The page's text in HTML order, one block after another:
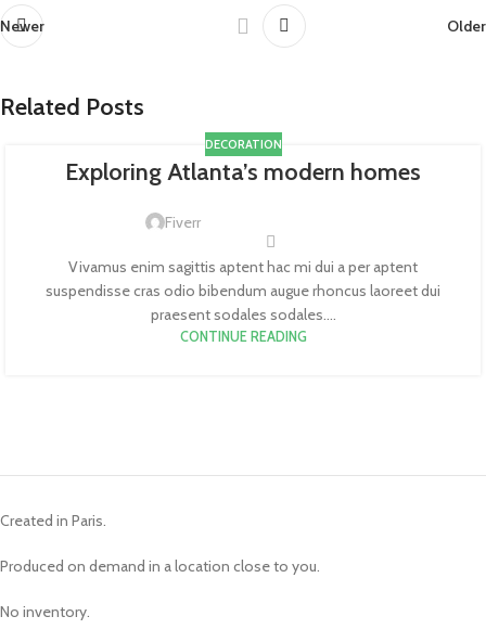
Newer Older
Related Posts
DECORATION
Exploring Atlanta’s modern homes
Fiverr
Vivamus enim sagittis aptent hac mi dui a per aptent
suspendisse cras odio bibendum augue rhoncus laoreet dui
praesent sodales sodales....
CONTINUE READING
Created in Paris.
Produced on demand in a location close to you.
No inventory.